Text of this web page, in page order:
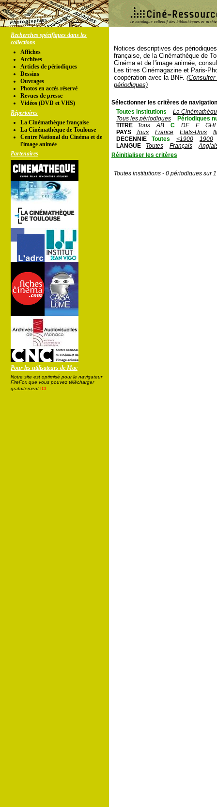
Recherches spécifiques dans les
collections
Affiches
Archives
Articles de périodiques
Dessins
Ouvrages
Photos en accés réservé
Revues de presse
Vidéos (DVD et VHS)
Répertoires
La Cinémathèque française
La Cinémathèque de Toulouse
Centre National du Cinéma et de
l'image animée
Partenaires
Pour les utilisateurs de Mac
Notre site est optimisé pour le navigateur
FireFox que vous pouvez télécharger
gratuitement ici
Notices descriptives des
française, de la Cinémathèque de
Cinéma et de l'image animée,
Les titres Cinémagazine et Paris-
coopération avec la BNF.
périodiques)
Sélectionner les critères de
Toutes institutions
La
Tous les périodiques
Périodiques
TITRE
Tous AB C DE F
GHI
PAYS
Tous France Etats-Unis
DECENNIE
Toutes <1900
1900
LANGUE
Toutes Français
Réinitialiser les critères
Toutes institutions - 0 périodiques sur